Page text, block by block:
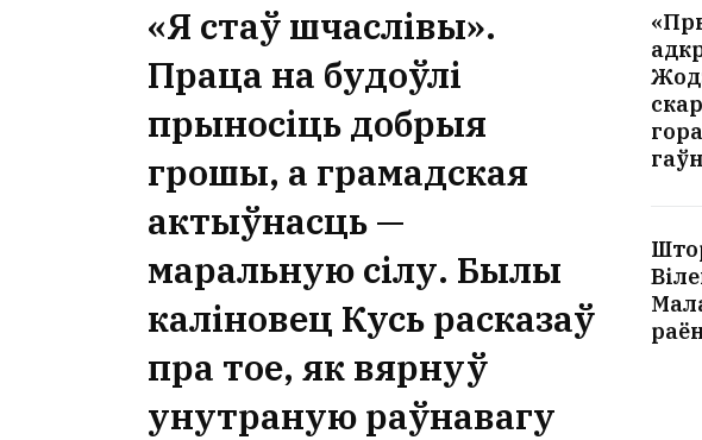
«Я стаў шчаслівы».
Праца на будоўлі
прыносіць добрыя
грошы, а грамадская
актыўнасць —
маральную сілу. Былы
каліновец Кусь расказаў
пра тое, як вярнуў
унутраную раўнавагу